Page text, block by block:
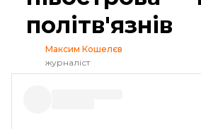
політв'язнів
Максим Кошелєв
журналіст